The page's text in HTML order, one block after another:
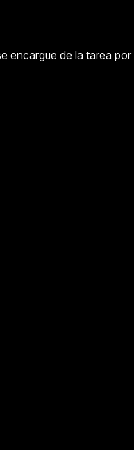
encargue de la tarea por